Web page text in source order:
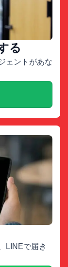
る
ェントがあな
LINEで届き